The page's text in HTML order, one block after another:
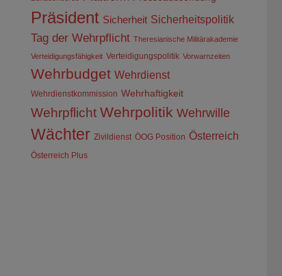
Präsident Sicherheit Sicherheitspolitik
Tag der Wehrpflicht Theresianische Militärakademie
Verteidigungsfähigkeit Verteidigungspolitik Vorwarnzeiten
Wehrbudget Wehrdienst
Wehrdienstkommission Wehrhaftigkeit
Wehrpflicht Wehrpolitik Wehrwille
Wächter Zivildienst ÖOG Position Österreich
Österreich Plus